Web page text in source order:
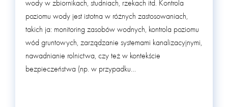
wody w zbiornikach, studniach, rzekach itd. Kontrola
poziomu wody jest istotna w różnych zastosowaniach,
takich ja: monitoring zasobów wodnych, kontrola poziomu
wód gruntowych, zarządzanie systemami kanalizacyjnymi,
nawadnianie rolnictwa, czy też w kontekście
bezpieczeństwa (np. w przypadku